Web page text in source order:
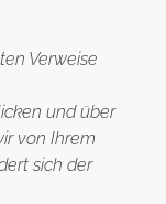
Verweise
und über
von Ihrem
sich der